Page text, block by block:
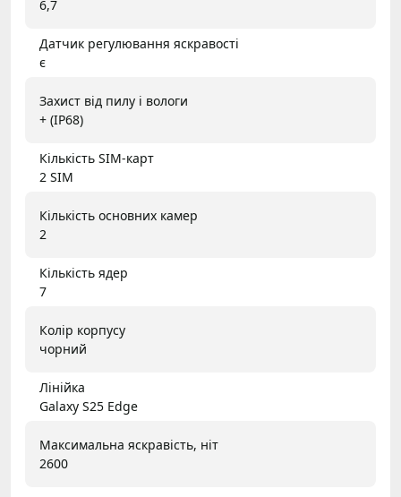
6,7
Датчик регулювання яскравості
є
Захист від пилу і вологи
+ (IP68)
Кількість SIM-карт
2 SIM
Кількість основних камер
2
Кількість ядер
7
Колір корпусу
чорний
Лінійка
Galaxy S25 Edge
Максимальна яскравість, ніт
2600